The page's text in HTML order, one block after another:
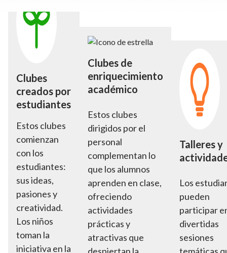
Clubes
creados por
estudiantes
Estos clubes
comienzan
con los
estudiantes:
sus ideas,
pasiones y
creatividad.
Los niños
toman la
iniciativa en la
Clubes de
enriquecimiento
académico
Estos clubes
dirigidos por el
personal
complementan lo
que los alumnos
aprenden en clase,
ofreciendo
actividades
prácticas y
atractivas que
despiertan la
Talleres y
Los
pueden
participar
divertidas
sesiones